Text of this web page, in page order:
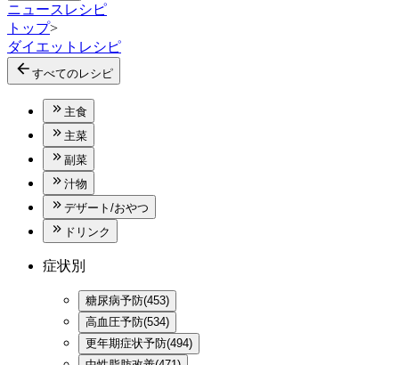
ニュース レシピ
トップ>
ダイエットレシピ
すべてのレシピ
主食
主菜
副菜
汁物
デザート/おやつ
ドリンク
症状別
糖尿病予防(453)
高血圧予防(534)
更年期症状予防(494)